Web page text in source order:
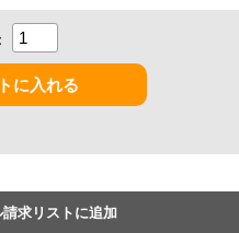
に入れる
求リストに追加